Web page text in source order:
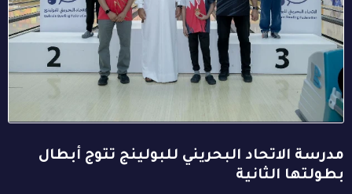
مدرسة الاتحاد البحريني للبولينج تتوج أبطال
بطولتها الثانية